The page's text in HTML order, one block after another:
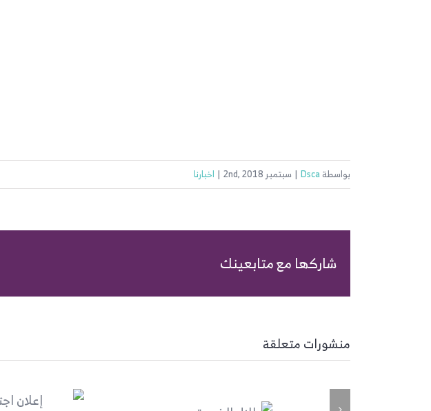
بواسطةDsca
| سبتمبر 2nd, 2018 | اخبارنا
شاركها مع متابعينك
منشورات متعلقة